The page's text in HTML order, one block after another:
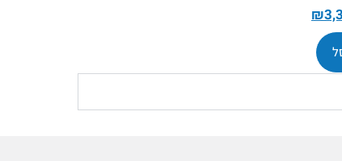
₪